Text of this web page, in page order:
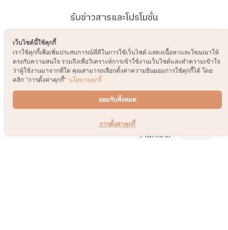
รับข่าวสารและโปรโมชั่น
เว็บไซต์นี้ใช้คุกกี้
เราใช้คุกกี้เพื่อเพิ่มประสบการณ์ที่ดีในการใช้เว็บไซต์ แสดงเนื้อหาและโฆษณาให้
ตรงกับความสนใจ รวมถึงเพื่อวิเคราะห์การเข้าใช้งานเว็บไซต์และทำความเข้าใจ
ว่าผู้ใช้งานมาจากที่ใด คุณสามารถเลือกตั้งค่าความยินยอมการใช้คุกกี้ได้ โดย
คลิก “การตั้งค่าคุกกี้” นโยบายคุกกี้
ยอมรับทั้งหมด
การตั้งค่าคุกกี้